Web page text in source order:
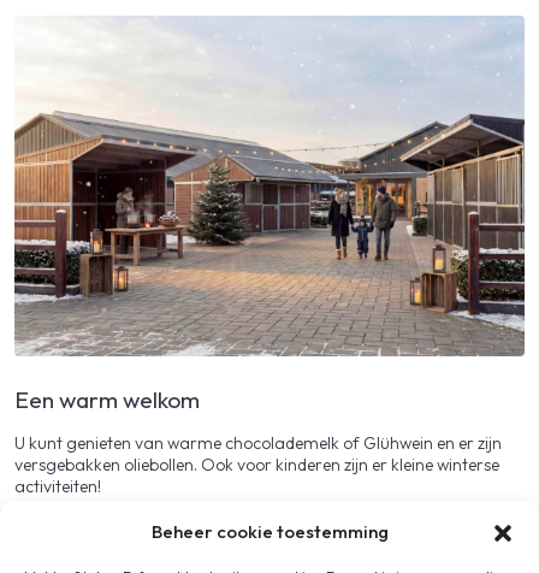
Beheer cookie toestemming
Een warm welkom
U kunt genieten van warme chocolademelk of Glühwein en er zijn
versgebakken oliebollen. Ook voor kinderen zijn er kleine winterse
activiteiten!